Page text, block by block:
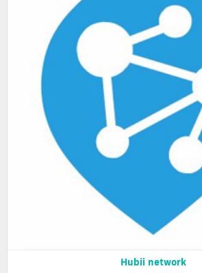
Hubii network